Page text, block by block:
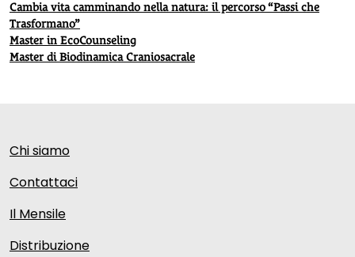
Cambia vita camminando nella natura: il percorso “Passi che
Trasformano”
Master in EcoCounseling
Master di Biodinamica Craniosacrale
Chi siamo
Contattaci
Il Mensile
Distribuzione